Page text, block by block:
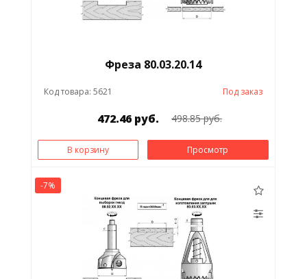
Фреза 80.03.20.14
Код товара: 5621 Под заказ
472.46 руб. 498.85 руб.
В корзину Просмотр
-7%